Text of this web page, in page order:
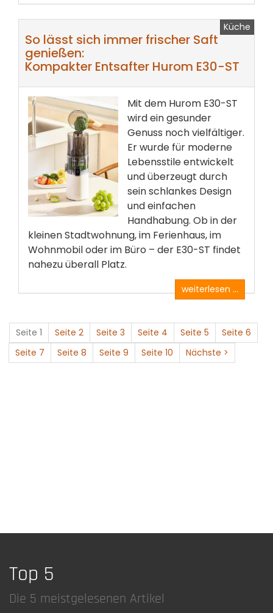
Küche
So lässt sich immer frischer Saft
genießen:
Kompakter Entsafter Hurom E30-ST
Mit dem Hurom E30-ST
wird ein gesunder
Genuss noch vielfältiger.
Er wurde für moderne
Lebensstile entwickelt
und überzeugt durch
sein schlankes Design
und einfachen
Handhabung. Ob in der
kleinen Stadtwohnung, im Ferienhaus, im
Wohnmobil oder im Büro – der E30-ST findet
nahezu überall Platz.
weiterlesen ...
Seite 1 Seite 2 Seite 3 Seite 4 Seite 5
Seite 6
Seite 7
Seite 8 Seite 9 Seite 10 Nächste >
Top 5
Die 5 meistgelesenen Artikel